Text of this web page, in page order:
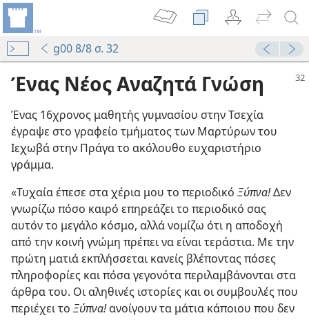
g00 8/8 σ. 32
Ένας Νέος Αναζητά Γνώση
Ένας 16χρονος μαθητής γυμνασίου στην Τσεχία
έγραψε στο γραφείο τμήματος των Μαρτύρων του
Ιεχωβά στην Πράγα το ακόλουθο ευχαριστήριο
γράμμα.
«Τυχαία έπεσε στα χέρια μου το περιοδικό Ξύπνα!Δεν
γνωρίζω πόσο καιρό επηρεάζει το περιοδικό σας
αυτόν το μεγάλο κόσμο, αλλά νομίζω ότι η αποδοχή
από την κοινή γνώμη πρέπει να είναι τεράστια. Με την
πρώτη ματιά εκπλήσσεται κανείς βλέποντας πόσες
πληροφορίες και πόσα γεγονότα περιλαμβάνονται στα
άρθρα του. Οι αληθινές ιστορίες και οι συμβουλές που
περιέχει το Ξύπνα!ανοίγουν τα μάτια κάποιου που δεν